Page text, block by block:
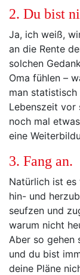
2. Du bist
Ja, ich weiß,
an die Rente
solchen
Oma fühlen –
man
Lebenszeit vor
noch mal
eine
3. Fang an.
Natürlich ist
hin- und
seufzen und
warum nicht
Aber so gehen
und du bist
deine Pläne